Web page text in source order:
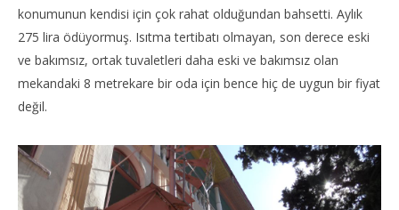
konumunun kendisi için çok rahat olduğundan bahsetti. Aylık
275 lira ödüyormuş. Isıtma tertibatı olmayan, son derece eski
ve bakımsız, ortak tuvaletleri daha eski ve bakımsız olan
mekandaki 8 metrekare bir oda için bence hiç de uygun bir fiyat
değil.